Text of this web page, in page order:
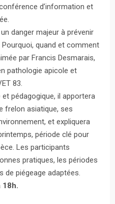
d’information et
danger majeur à prévenir
quand et comment
par Francis Desmarais,
pathologie apicole et
83.
pédagogique, il apportera
frelon asiatique, ses
et expliquera
période clé pour
Les participants
pratiques, les périodes
de piégeage adaptées.